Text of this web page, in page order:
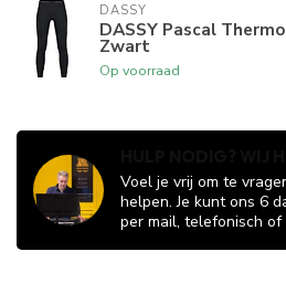
DASSY
DASSY Pascal
Zwart
Op voorraad
Voel je vrij om te
helpen. Je kunt ons 6
per mail, telefonisch of